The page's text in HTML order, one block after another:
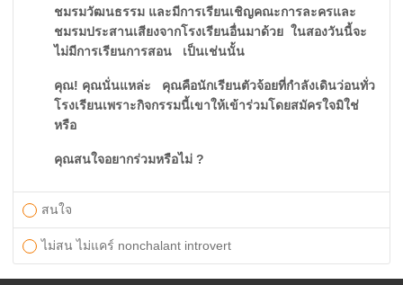
ชมรมวัฒนธรรม และมีการเรียนเชิญคณะการละครและ
ชมรมประสานเสียงจากโรงเรียนอื่นมาด้วย ในสองวันนี้จะ
ไม่มีการเรียนการสอน เป็นเช่นนั้น
คุณ! คุณนั่นแหล่ะ คุณคือนักเรียนตัวจ้อยที่กำลังเดินว่อนทั่ว
โรงเรียนเพราะกิจกรรมนี้เขาให้เข้าร่วมโดยสมัครใจมิใช่
หรือ
คุณสนใจอยากร่วมหรือไม่ ?
สนใจ
ไม่สน ไม่แคร์ nonchalant introvert